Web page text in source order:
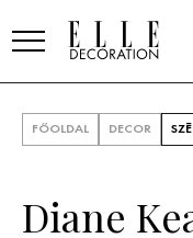
TRENDEK
FŐOLDAL DECOR
Diane